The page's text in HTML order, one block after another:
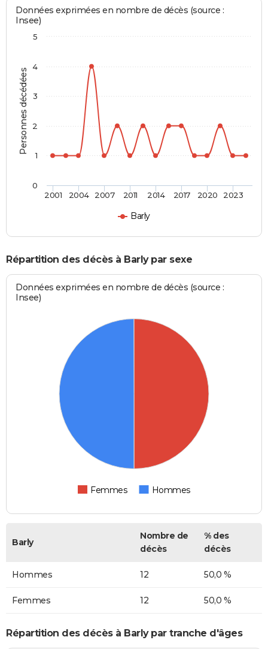
Personnes décédées
Données exprimées en nombre de décès (source :
Insee)
Barly
2001 2004 2007 2011 2014 2017 2020 2023
0
1
2
3
4
5
Répartition des décès à Barly par sexe
Données exprimées en nombre de décès (source :
Insee)
Femmes Hommes
Barly
Nombre de
décès
% des
décès
Hommes 12 50,0 %
Femmes 12 50,0 %
Répartition des décès à Barly par tranche d'âges